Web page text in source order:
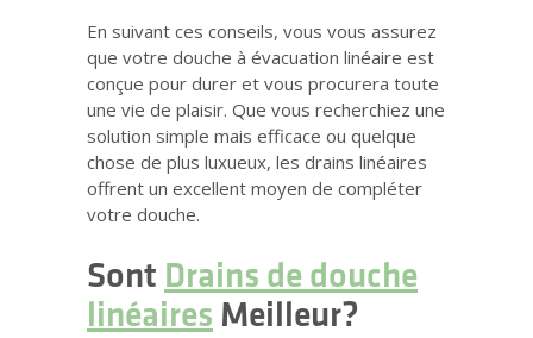
En suivant ces conseils, vous vous assurez
que votre douche à évacuation linéaire est
conçue pour durer et vous procurera toute
une vie de plaisir. Que vous recherchiez une
solution simple mais efficace ou quelque
chose de plus luxueux, les drains linéaires
offrent un excellent moyen de compléter
votre douche.
Sont Drains de douche
linéaires Meilleur?